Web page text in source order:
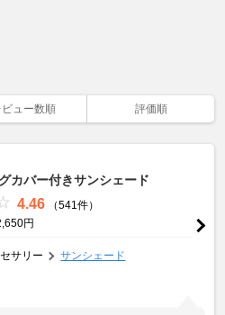
ビュー数順 評価順
カバー付きサンシェード
4.46
（541件）
円
サリー サンシェード